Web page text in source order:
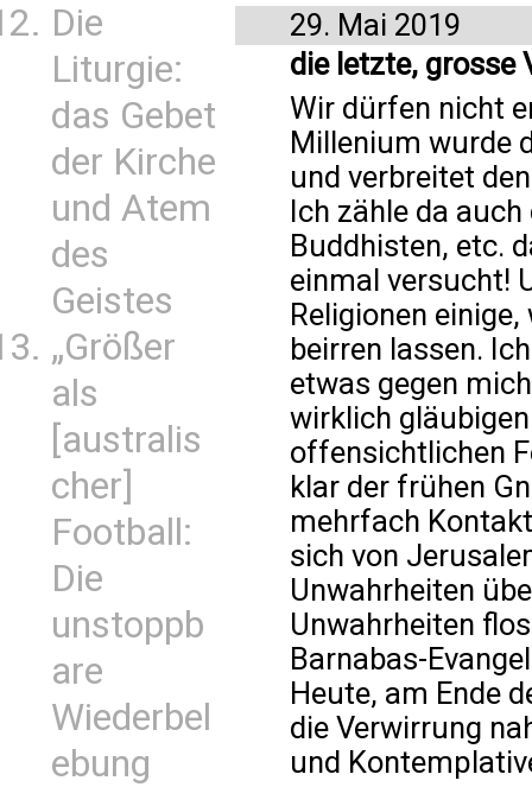
Die
Liturgie:
das Gebet
der Kirche
und Atem
des
Geistes
„Größer
als
[australis
cher]
Football:
Die
unstoppb
are
Wiederbel
ebung
29. Mai 2019
die letzte, grosse
Wir dürfen nicht
Millenium wurde
und verbreitet
Ich zähle da
Buddhisten, etc.
einmal versucht!
Religionen
beirren lassen.
etwas gegen
wirklich
offensichtlichen
klar der frühen
mehrfach
sich von
Unwahrheiten
Unwahrheiten
Barnabas-
Heute, am Ende
die Verwirrung
und